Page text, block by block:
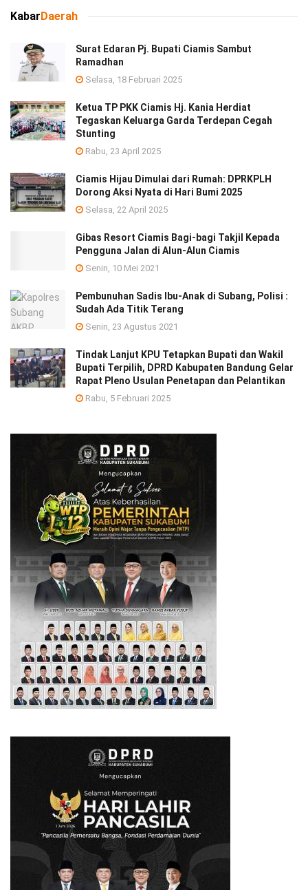
KabarDaerah
Surat Edaran Pj. Bupati Ciamis Sambut
Ramadhan
Selasa, 18 Februari 2025
Ketua TP PKK Ciamis Hj. Kania Herdiat
Tegaskan Keluarga Garda Terdepan Cegah
Stunting
Rabu, 23 April 2025
Ciamis Hijau Dimulai dari Rumah: DPRKPLH
Dorong Aksi Nyata di Hari Bumi 2025
Selasa, 22 April 2025
Gibas Resort Ciamis Bagi-bagi Takjil Kepada
Pengguna Jalan di Alun-Alun Ciamis
Senin, 10 Mei 2021
Pembunuhan Sadis Ibu-Anak di Subang, Polisi :
Sudah Ada Titik Terang
Senin, 23 Agustus 2021
Tindak Lanjut KPU Tetapkan Bupati dan Wakil
Bupati Terpilih, DPRD Kabupaten Bandung Gelar
Rapat Pleno Usulan Penetapan dan Pelantikan
Rabu, 5 Februari 2025